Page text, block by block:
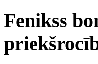
Fenikss